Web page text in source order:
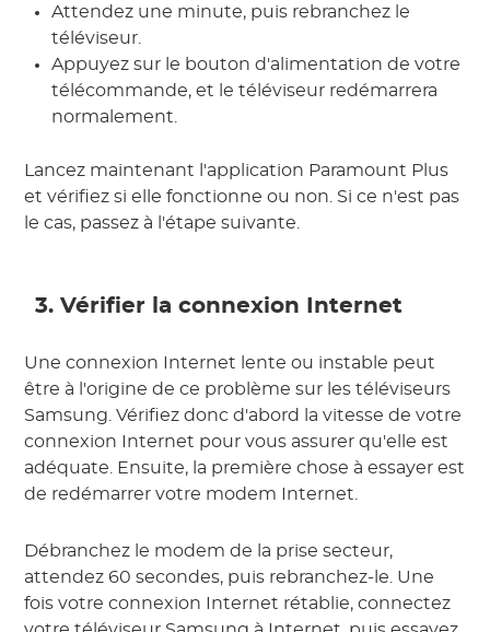
Attendez une minute, puis rebranchez le
téléviseur.
Appuyez sur le bouton d'alimentation de votre
télécommande, et le téléviseur redémarrera
normalement.
Lancez maintenant l'application Paramount Plus
et vérifiez si elle fonctionne ou non. Si ce n'est pas
le cas, passez à l'étape suivante.
3. Vérifier la connexion Internet
Une connexion Internet lente ou instable peut
être à l'origine de ce problème sur les téléviseurs
Samsung. Vérifiez donc d'abord la vitesse de votre
connexion Internet pour vous assurer qu'elle est
adéquate. Ensuite, la première chose à essayer est
de redémarrer votre modem Internet.
Débranchez le modem de la prise secteur,
attendez 60 secondes, puis rebranchez-le. Une
fois votre connexion Internet rétablie, connectez